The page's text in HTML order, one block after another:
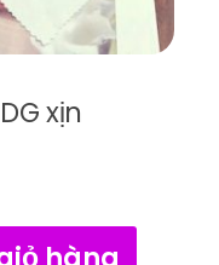
xịn